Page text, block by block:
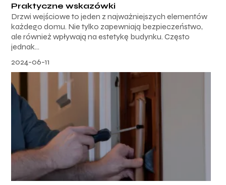
Praktyczne wskazówki
Drzwi wejściowe to jeden z najważniejszych elementów
każdego domu. Nie tylko zapewniają bezpieczeństwo,
ale również wpływają na estetykę budynku. Często
jednak...
2024-06-11